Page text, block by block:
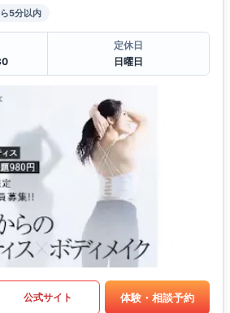
5分以内
定休日
日曜日
公式サイト 体験・相談予約